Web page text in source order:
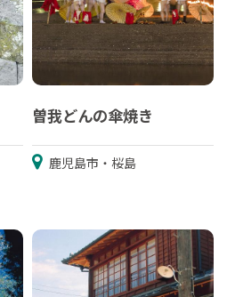
曽我どんの傘焼き
鹿児島市・桜島